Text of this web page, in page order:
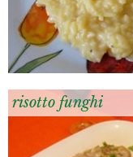
risotto funghi